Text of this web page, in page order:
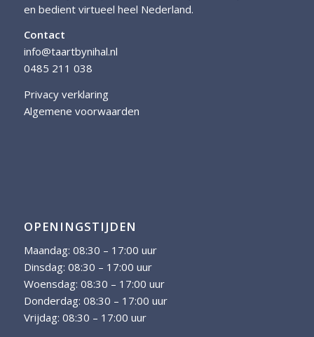
en bedient virtueel heel Nederland.
Contact
info@taartbynihal.nl
0485 211 038
Privacy verklaring
Algemene voorwaarden
OPENINGSTIJDEN
Maandag: 08:30 – 17:00 uur
Dinsdag: 08:30 – 17:00 uur
Woensdag: 08:30 – 17:00 uur
Donderdag: 08:30 – 17:00 uur
Vrijdag: 08:30 – 17:00 uur